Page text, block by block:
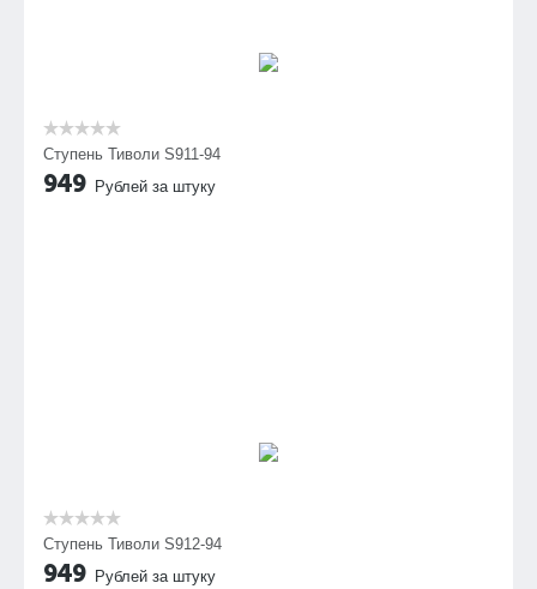
Ступень Тиволи S911-94
949 Рублей за штуку
Ступень Тиволи S912-94
949 Рублей за штуку